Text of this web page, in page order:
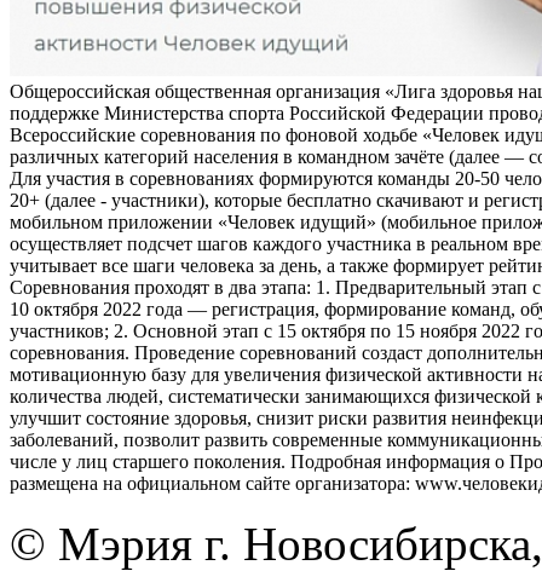
Общероссийская общественная организация «Лига здоровья
поддержке Министерства спорта Российской Федерации
Всероссийские соревнования по фоновой ходьбе «Человек
различных категорий населения в командном зачёте (далее —
Для участия в соревнованиях формируются команды 20-50
20+ (далее - участники), которые бесплатно скачивают и
мобильном приложении «Человек идущий» (мобильное
осуществляет подсчет шагов каждого участника в реальном
учитывает все шаги человека за день, а также формирует
Соревнования проходят в два этапа: 1. Предварительный этап
10 октября 2022 года — регистрация, формирование команд,
участников; 2. Основной этап с 15 октября по 15 ноября 2022
соревнования. Проведение соревнований создаст
мотивационную базу для увеличения физической активности
количества людей, систематически занимающихся физической
улучшит состояние здоровья, снизит риски развития
заболеваний, позволит развить современные
числе у лиц старшего поколения. Подробная информация о
размещена на официальном сайте организатора:
© Мэрия г.